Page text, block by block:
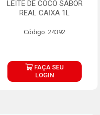
LEITE DE COCO SABOR
REAL CAIXA 1L
Código: 24392
FAÇA SEU
LOGIN